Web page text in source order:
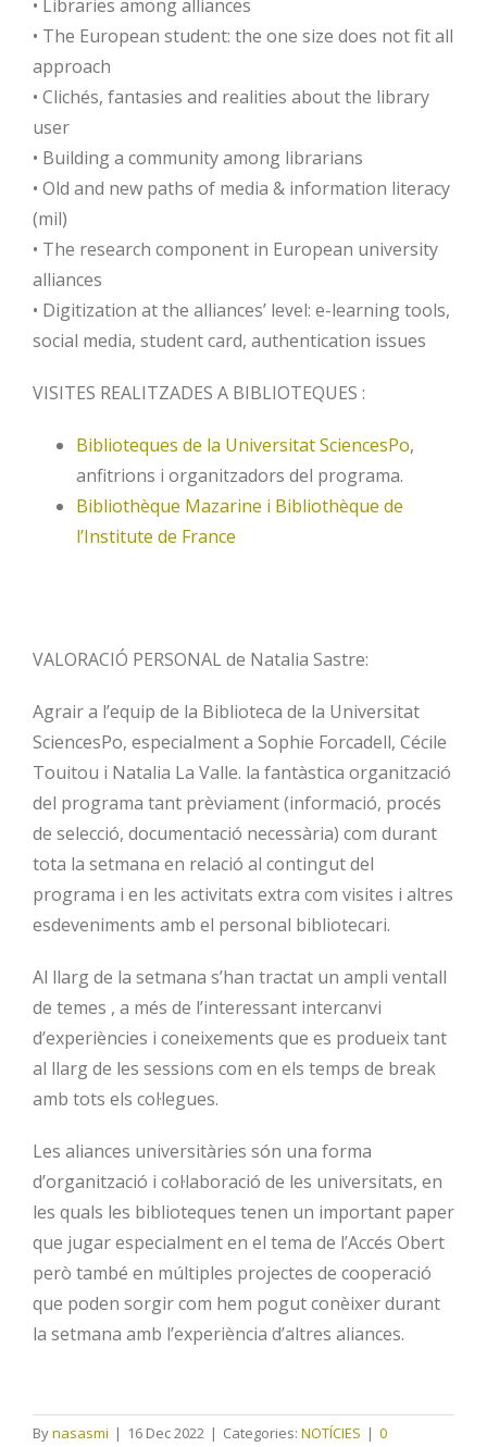
• Libraries among alliances
• The European student: the one size does not fit all
approach
• Clichés, fantasies and realities about the library
user
• Building a community among librarians
• Old and new paths of media & information literacy
(mil)
• The research component in European university
alliances
• Digitization at the alliances’ level: e-learning tools,
social media, student card, authentication issues
VISITES REALITZADES A BIBLIOTEQUES :
Biblioteques de la Universitat SciencesPo,
anfitrions i organitzadors del programa.
Bibliothèque Mazarine i Bibliothèque de
l’Institute de France
VALORACIÓ PERSONAL de Natalia Sastre:
Agrair a l’equip de la Biblioteca de la Universitat
SciencesPo, especialment a Sophie Forcadell, Cécile
Touitou i Natalia La Valle. la fantàstica organització
del programa tant prèviament (informació, procés
de selecció, documentació necessària) com durant
tota la setmana en relació al contingut del
programa i en les activitats extra com visites i altres
esdeveniments amb el personal bibliotecari.
Al llarg de la setmana s’han tractat un ampli ventall
de temes , a més de l’interessant intercanvi
d’experiències i coneixements que es produeix tant
al llarg de les sessions com en els temps de break
amb tots els col·legues.
Les aliances universitàries són una forma
d’organització i col·laboració de les universitats, en
les quals les biblioteques tenen un important paper
que jugar especialment en el tema de l’Accés Obert
però també en múltiples projectes de cooperació
que poden sorgir com hem pogut conèixer durant
la setmana amb l’experiència d’altres aliances.
Bynasasmi | 16 Dec 2022 | Categories: NOTÍCIES | 0